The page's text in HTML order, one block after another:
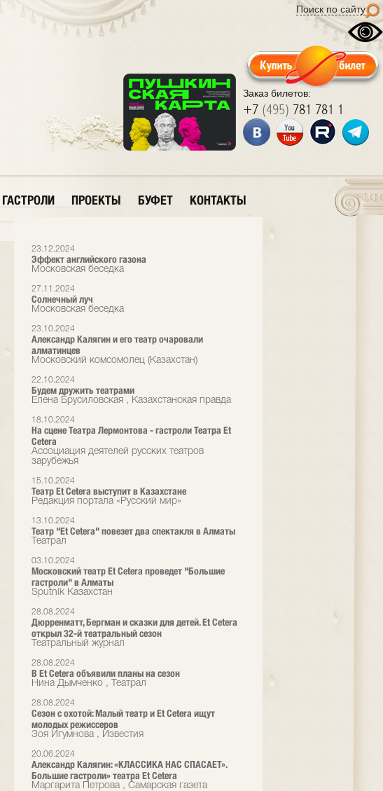
Поиск по сайту
Заказ билетов:
+7 (495) 781 781 1
ГАСТРОЛИ ПРОЕКТЫ БУФЕТ КОНТАКТЫ
23.12.2024
Эффект английского газона
Московская беседка
27.11.2024
Солнечный луч
Московская беседка
23.10.2024
Александр Калягин и его театр очаровали
алматинцев
Московский комсомолец (Казахстан)
22.10.2024
Будем дружить театрами
Елена Брусиловская , Казахстанская правда
18.10.2024
На сцене Театра Лермонтова - гастроли Театра Et
Cetera
Ассоциация деятелей русских театров
зарубежья
15.10.2024
Театр Et Cetera выступит в Казахстане
Редакция портала «Русский мир»
13.10.2024
Театр "Et Cetera" повезет два спектакля в Алматы
Театрал
03.10.2024
Московский театр Et Cetera проведет "Большие
гастроли" в Алматы
Sputnik Казахстан
28.08.2024
Дюрренматт, Бергман и сказки для детей. Et Cetera
открыл 32-й театральный сезон
Театральный журнал
28.08.2024
В Et Cetera объявили планы на сезон
Нина Дымченко , Театрал
28.08.2024
Сезон с охотой: Малый театр и Et Cetera ищут
молодых режиссеров
Зоя Игумнова , Известия
20.06.2024
Александр Калягин: «КЛАССИКА НАС СПАСАЕТ».
Большие гастроли» театра Et Cetera
Маргарита Петрова , Самарская газета